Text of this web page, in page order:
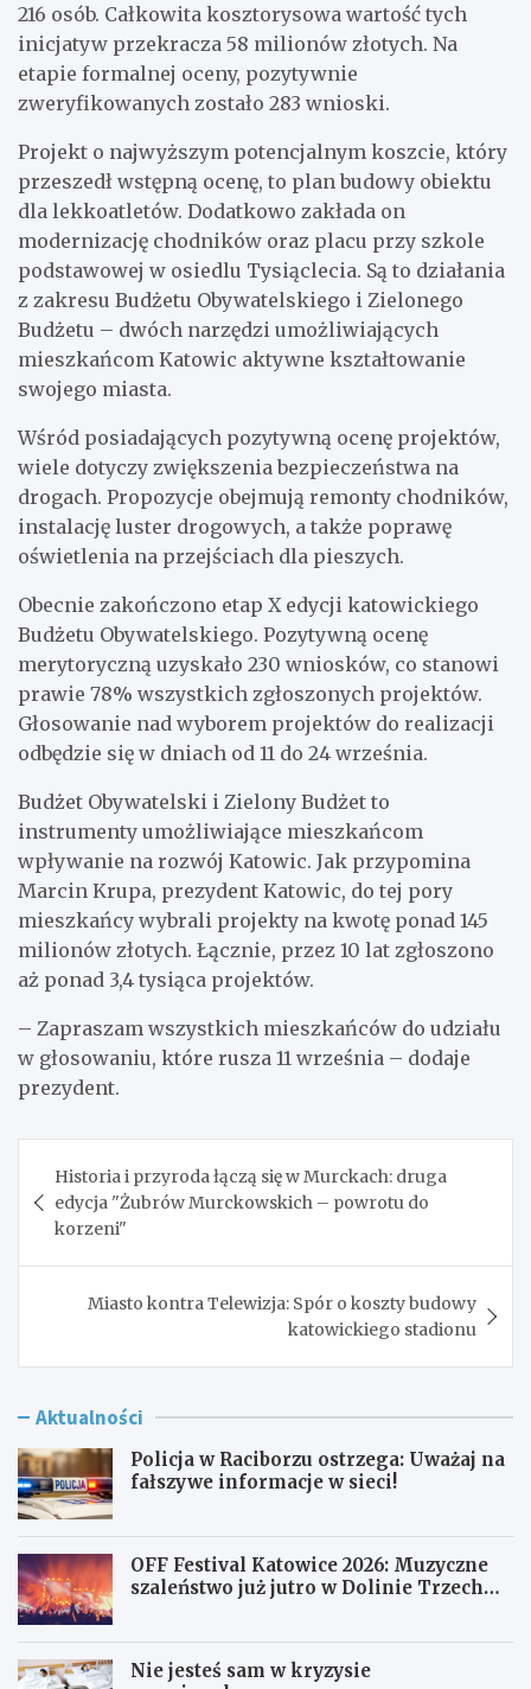
216 osób. Całkowita kosztorysowa wartość tych
inicjatyw przekracza 58 milionów złotych. Na
etapie formalnej oceny, pozytywnie
zweryfikowanych zostało 283 wnioski.
Projekt o najwyższym potencjalnym koszcie, który
przeszedł wstępną ocenę, to plan budowy obiektu
dla lekkoatletów. Dodatkowo zakłada on
modernizację chodników oraz placu przy szkole
podstawowej w osiedlu Tysiąclecia. Są to działania
z zakresu Budżetu Obywatelskiego i Zielonego
Budżetu – dwóch narzędzi umożliwiających
mieszkańcom Katowic aktywne kształtowanie
swojego miasta.
Wśród posiadających pozytywną ocenę projektów,
wiele dotyczy zwiększenia bezpieczeństwa na
drogach. Propozycje obejmują remonty chodników,
instalację luster drogowych, a także poprawę
oświetlenia na przejściach dla pieszych.
Obecnie zakończono etap X edycji katowickiego
Budżetu Obywatelskiego. Pozytywną ocenę
merytoryczną uzyskało 230 wniosków, co stanowi
prawie 78% wszystkich zgłoszonych projektów.
Głosowanie nad wyborem projektów do realizacji
odbędzie się w dniach od 11 do 24 września.
Budżet Obywatelski i Zielony Budżet to
instrumenty umożliwiające mieszkańcom
wpływanie na rozwój Katowic. Jak przypomina
Marcin Krupa, prezydent Katowic, do tej pory
mieszkańcy wybrali projekty na kwotę ponad 145
milionów złotych. Łącznie, przez 10 lat zgłoszono
aż ponad 3,4 tysiąca projektów.
– Zapraszam wszystkich mieszkańców do udziału
w głosowaniu, które rusza 11 września – dodaje
prezydent.
wpisu
Historia i przyroda łączą się w Murckach: druga
edycja "Żubrów Murckowskich – powrotu do
korzeni"
Miasto kontra Telewizja: Spór o koszty budowy
katowickiego stadionu
Aktualności
Policja w Raciborzu ostrzega: Uważaj na
fałszywe informacje w sieci!
OFF Festival Katowice 2026: Muzyczne
szaleństwo już jutro w Dolinie Trzech
Nie jesteś sam w kryzysie